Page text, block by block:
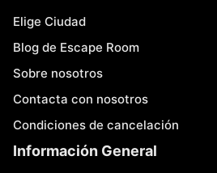
Elige Ciudad
Blog de Escape Room
Sobre nosotros
Contacta con nosotros
Condiciones de cancelación
Información General